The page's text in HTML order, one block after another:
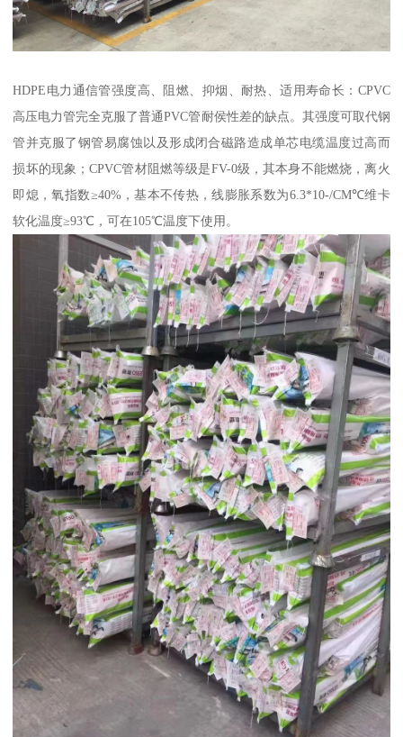
HDPE电力通信管强度高、阻燃、抑烟、耐热、适用寿命长：CPVC
高压电力管完全克服了普通PVC管耐侯性差的缺点。其强度可取代钢
管并克服了钢管易腐蚀以及形成闭合磁路造成单芯电缆温度过高而
损坏的现象；CPVC管材阻燃等级是FV-0级，其本身不能燃烧，离火
即熄，氧指数≥40%，基本不传热，线膨胀系数为6.3*10-/CM℃维卡
软化温度≥93℃，可在105℃温度下使用。